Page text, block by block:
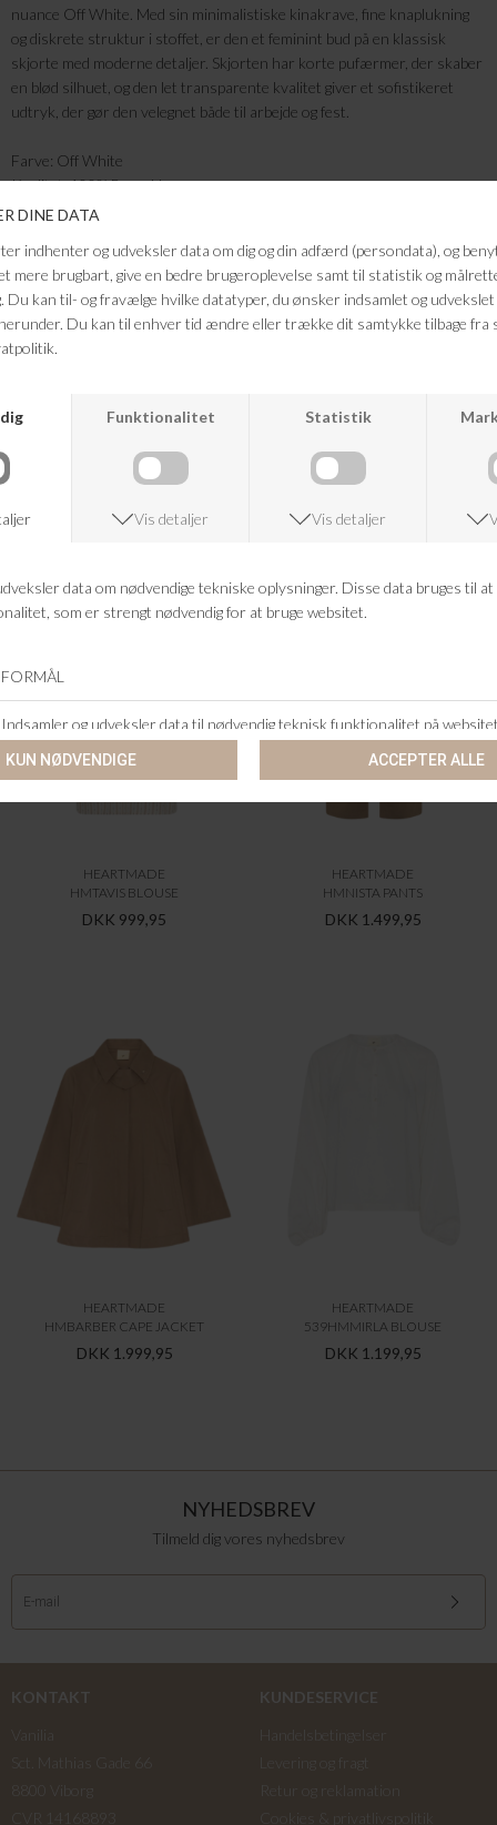
nuance Off White. Med sin minimalistiske kinakrave, fine knaplukning
og diskrete struktur i stoffet, er den et feminint bud på en klassisk
skjorte med moderne detaljer. Skjorten har korte pufærmer, der skaber
en blød silhuet, og den let transparente kvalitet giver et sofistikeret
udtryk, der gør den velegnet både til arbejde og fest.
Farve: Off White
Kvalitet: 100% Bomuld
VED KØB OVER 500,-
RETURRET
14 DAGES RETURRET
ANDRE KØBTE OGSÅ
HEARTMADE
HMTAVIS BLOUSE
DKK 999,95
HEARTMADE
HMNISTA PANTS
DKK 1.499,95
HEARTMADE
HMBARBER CAPE JACKET
DKK 1.999,95
HEARTMADE
539HMMIRLA BLOUSE
DKK 1.199,95
NYHEDSBREV
Tilmeld dig vores nyhedsbrev
KONTAKT
KUNDESERVICE